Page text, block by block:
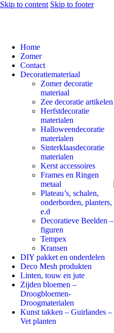
Skip to content Skip to footer
Home
Zomer
Contact
Decoratiemateriaal
Zomer decoratie
materiaal
Zee decoratie artikelen
Herfstdecoratie
materialen
Halloweendecoratie
materialen
Sinterklaasdecoratie
materialen
Kerst accessoires
Frames en Ringen
metaal
Plateau’s, schalen,
onderborden, planters,
e.d
Decoratieve Beelden –
figuren
Tempex
Kransen
DIY pakket en onderdelen
Deco Mesh produkten
Linten, touw en jute
Zijden bloemen –
Droogbloemen-
Droogmaterialen
Kunst takken – Guirlandes –
Vet planten